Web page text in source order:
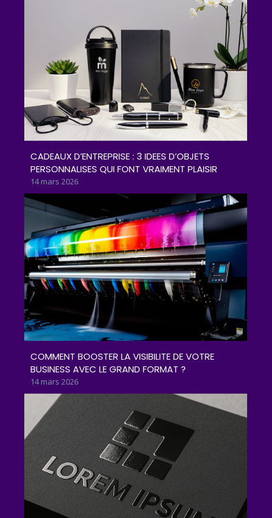
CADEAUX D’ENTREPRISE : 3 IDEES D’OBJETS
PERSONNALISES QUI FONT VRAIMENT PLAISIR
14 mars 2026
COMMENT BOOSTER LA VISIBILITE DE VOTRE
BUSINESS AVEC LE GRAND FORMAT ?
14 mars 2026